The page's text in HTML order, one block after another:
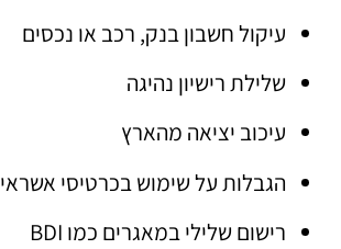
עיקול חשבון בנק, רכב או נכסים
שלילת רישיון נהיגה
עיכוב יציאה מהארץ
הגבלות על שימוש בכרטיסי אשראי
רישום שלילי במאגרים כמו BDI